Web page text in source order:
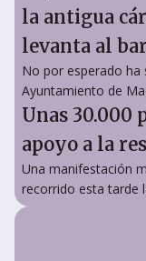
la antigua
levanta al
No por esperado ha
Ayuntamiento de
Unas 30.000
apoyo a la
Una manifestación
recorrido esta tarde